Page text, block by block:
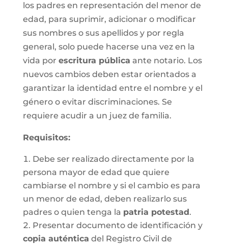
los padres en representación del menor de
edad, para suprimir, adicionar o modificar
sus nombres o sus apellidos y por regla
general, solo puede hacerse una vez en la
vida por escritura pública ante notario. Los
nuevos cambios deben estar orientados a
garantizar la identidad entre el nombre y el
género o evitar discriminaciones. Se
requiere acudir a un juez de familia.
Requisitos:
Debe ser realizado directamente por la
persona mayor de edad que quiere
cambiarse el nombre y si el cambio es para
un menor de edad, deben realizarlo sus
padres o quien tenga la patria potestad.
Presentar documento de identificación y
copia auténtica del Registro Civil de